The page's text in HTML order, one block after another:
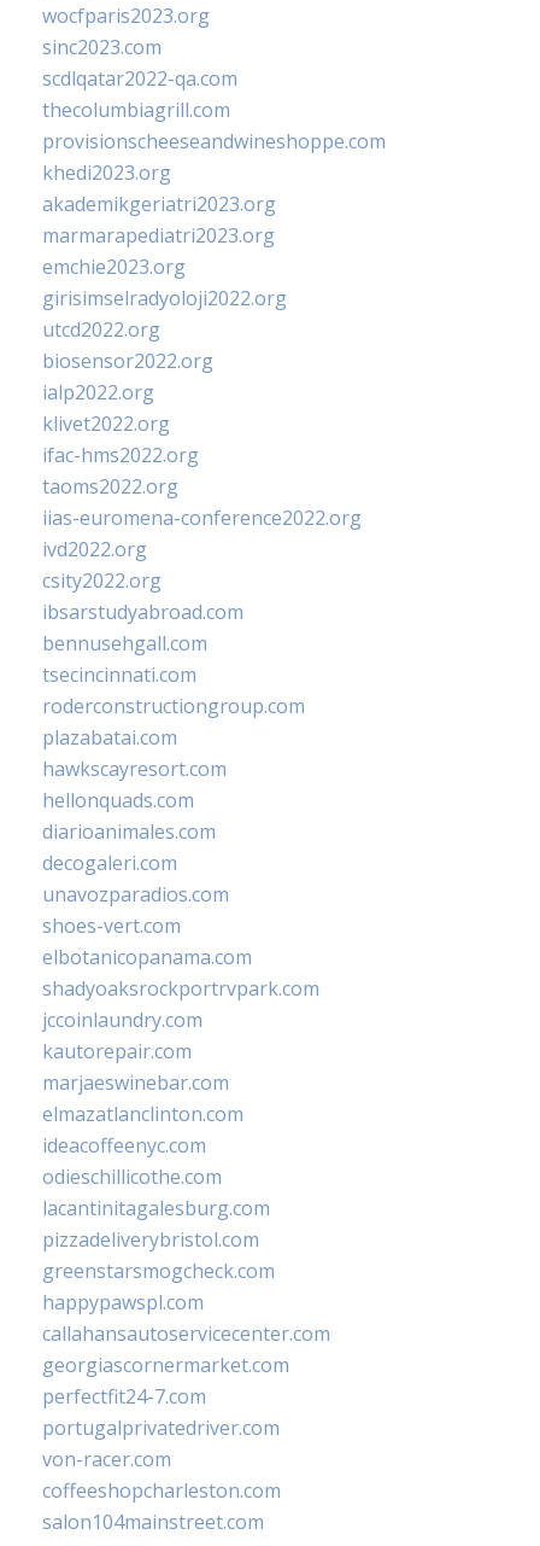
wocfparis2023.org
sinc2023.com
scdlqatar2022-qa.com
thecolumbiagrill.com
provisionscheeseandwineshoppe.com
khedi2023.org
akademikgeriatri2023.org
marmarapediatri2023.org
emchie2023.org
girisimselradyoloji2022.org
utcd2022.org
biosensor2022.org
ialp2022.org
klivet2022.org
ifac-hms2022.org
taoms2022.org
iias-euromena-conference2022.org
ivd2022.org
csity2022.org
ibsarstudyabroad.com
bennusehgall.com
tsecincinnati.com
roderconstructiongroup.com
plazabatai.com
hawkscayresort.com
hellonquads.com
diarioanimales.com
decogaleri.com
unavozparadios.com
shoes-vert.com
elbotanicopanama.com
shadyoaksrockportrvpark.com
jccoinlaundry.com
kautorepair.com
marjaeswinebar.com
elmazatlanclinton.com
ideacoffeenyc.com
odieschillicothe.com
lacantinitagalesburg.com
pizzadeliverybristol.com
greenstarsmogcheck.com
happypawspl.com
callahansautoservicecenter.com
georgiascornermarket.com
perfectfit24-7.com
portugalprivatedriver.com
von-racer.com
coffeeshopcharleston.com
salon104mainstreet.com